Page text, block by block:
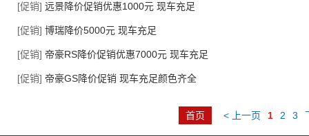
[促销] 远景降价促销优惠1000元 现车充足
[促销] 博瑞降价5000元 现车充足
[促销] 帝豪RS降价促销优惠7000元 现车充足
[促销] 帝豪GS降价促销 现车充足颜色齐全
首页 < 上一页 1 2 3